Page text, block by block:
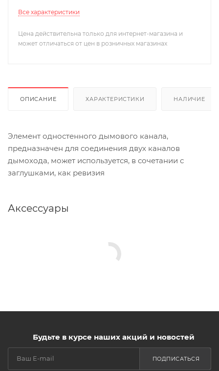
Все характеристики
Цена действительна только для интернет-магазина и
может отличаться от цен в розничных магазинах
ОПИСАНИЕ ХАРАКТЕРИСТИКИ НАЛИЧИЕ
Элемент одностенного дымового канала,
предназначен для соединения двух каналов
дымохода, может используется, в сочетании с
заглушками, как ревизия
Аксессуары
Будьте в курсе наших акций и новостей
ПОДПИСАТЬСЯ